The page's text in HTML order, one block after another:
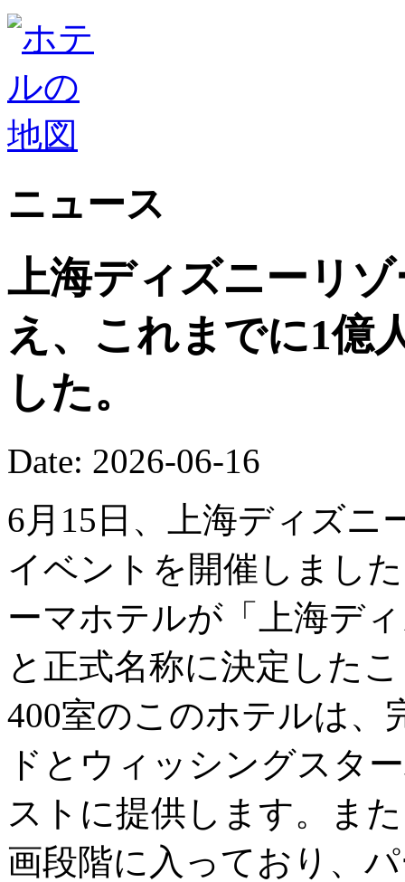
ニュース
上海ディズニーリ
え、これまでに1億
した。
Date: 2026-06-16
6月15日、上海ディズニ
イベントを開催しまし
ーマホテルが「上海デ
と正式名称に決定した
400室のこのホテルは、
ドとウィッシングスタ
ストに提供します。ま
画段階に入っており、